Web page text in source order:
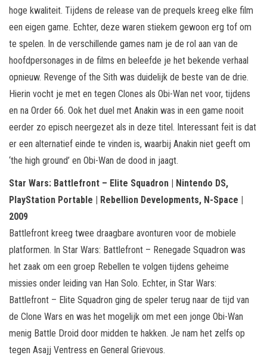
hoge kwaliteit. Tijdens de release van de prequels kreeg elke film
een eigen game. Echter, deze waren stiekem gewoon erg tof om
te spelen. In de verschillende games nam je de rol aan van de
hoofdpersonages in de films en beleefde je het bekende verhaal
opnieuw. Revenge of the Sith was duidelijk de beste van de drie.
Hierin vocht je met en tegen Clones als Obi-Wan net voor, tijdens
en na Order 66. Ook het duel met Anakin was in een game nooit
eerder zo episch neergezet als in deze titel. Interessant feit is dat
er een alternatief einde te vinden is, waarbij Anakin niet geeft om
‘the high ground’ en Obi-Wan de dood in jaagt.
Star Wars: Battlefront – Elite Squadron | Nintendo DS,
PlayStation Portable | Rebellion Developments, N-Space |
2009
Battlefront kreeg twee draagbare avonturen voor de mobiele
platformen. In Star Wars: Battlefront – Renegade Squadron was
het zaak om een groep Rebellen te volgen tijdens geheime
missies onder leiding van Han Solo. Echter, in Star Wars:
Battlefront – Elite Squadron ging de speler terug naar de tijd van
de Clone Wars en was het mogelijk om met een jonge Obi-Wan
menig Battle Droid door midden te hakken. Je nam het zelfs op
tegen Asajj Ventress en General Grievous.